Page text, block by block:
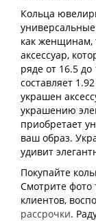
Кольца
как женщинам,
аксессуар,
ряде от 16.5
составляет
украшен
украшению
приобретает
ваш образ.
удивит
Покупайте
Смотрите фото
клиентов,
рассрочки.